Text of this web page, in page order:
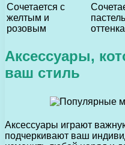
Сочетается с
желтым и
розовым
Аксессуары,
ваш стиль
Аксессуары играют
подчеркивают ваш